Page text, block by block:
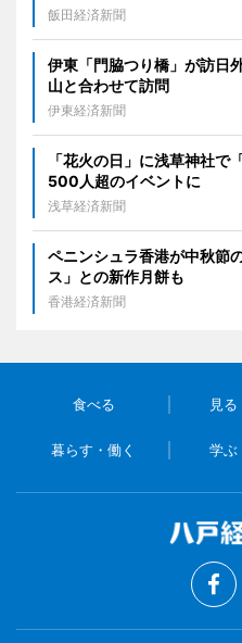
飯田経済新聞
伊東「門脇つり橋」が訪
山と合わせて訪問
伊東経済新聞
「花火の日」に浅草神社
500人超のイベントに
浅草経済新聞
ペニンシュラ香港が中秋
ス」との新作月餅も
香港経済新聞
食べる 見る
暮らす・働く 学ぶ